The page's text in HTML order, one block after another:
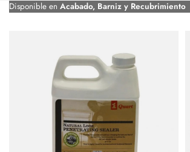
Disponible en Acabado, Barniz y Recubrimiento